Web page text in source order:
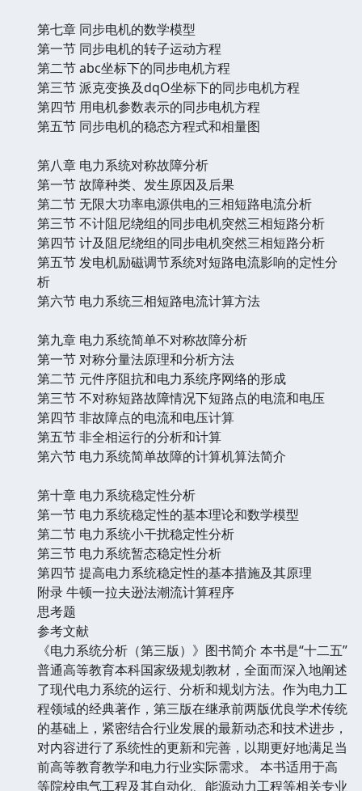
第七章 同步电机的数学模型
第一节 同步电机的转子运动方程
第二节 abc坐标下的同步电机方程
第三节 派克变换及dqO坐标下的同步电机方程
第四节 用电机参数表示的同步电机方程
第五节 同步电机的稳态方程式和相量图
第八章 电力系统对称故障分析
第一节 故障种类、发生原因及后果
第二节 无限大功率电源供电的三相短路电流分析
第三节 不计阻尼绕组的同步电机突然三相短路分析
第四节 计及阻尼绕组的同步电机突然三相短路分析
第五节 发电机励磁调节系统对短路电流影响的定性分
析
第六节 电力系统三相短路电流计算方法
第九章 电力系统简单不对称故障分析
第一节 对称分量法原理和分析方法
第二节 元件序阻抗和电力系统序网络的形成
第三节 不对称短路故障情况下短路点的电流和电压
第四节 非故障点的电流和电压计算
第五节 非全相运行的分析和计算
第六节 电力系统简单故障的计算机算法简介
第十章 电力系统稳定性分析
第一节 电力系统稳定性的基本理论和数学模型
第二节 电力系统小干扰稳定性分析
第三节 电力系统暂态稳定性分析
第四节 提高电力系统稳定性的基本措施及其原理
附录 牛顿一拉夫逊法潮流计算程序
思考题
参考文献
《电力系统分析（第三版）》图书简介 本书是“十二五”
普通高等教育本科国家级规划教材，全面而深入地阐述
了现代电力系统的运行、分析和规划方法。作为电力工
程领域的经典著作，第三版在继承前两版优良学术传统
的基础上，紧密结合行业发展的最新动态和技术进步，
对内容进行了系统性的更新和完善，以期更好地满足当
前高等教育教学和电力行业实际需求。 本书适用于高
等院校电气工程及其自动化、能源动力工程等相关专业